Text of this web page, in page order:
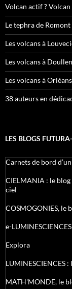
Volcan actif ? Volcan
Le tephra de
Les volcans à
Les volcans à
Les volcans à Orléans
38 auteurs en
LES BLOGS
Carnets de bord
CIELMANIA : le
ciel
COSMOGONIES, le
e-
Explora
LUMINESCIENCES
MATH'MONDE, le